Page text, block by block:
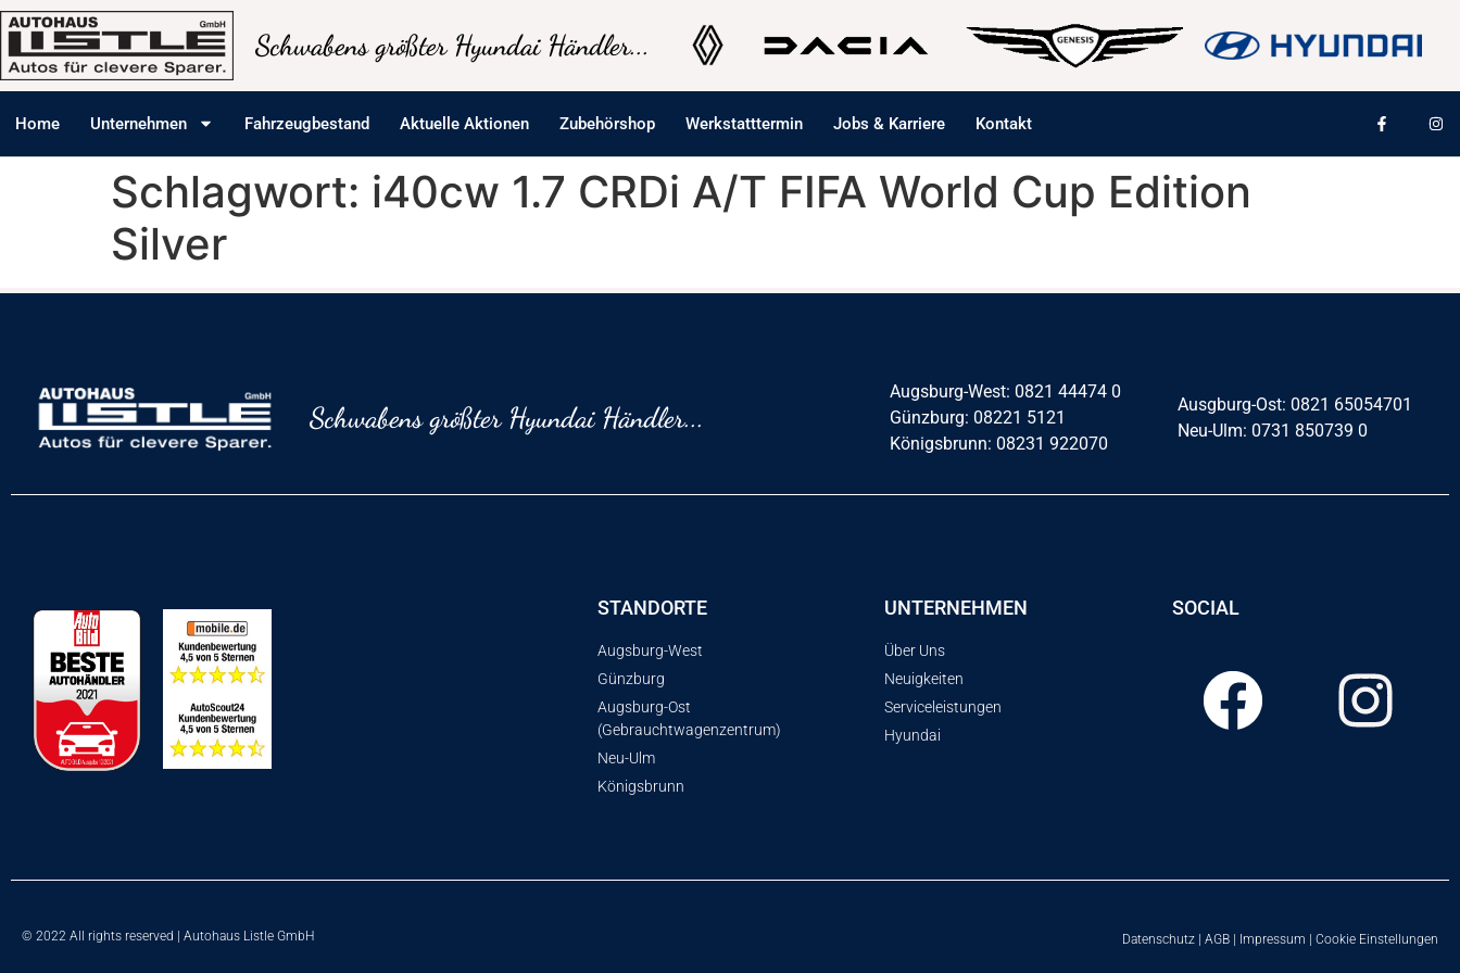
springen
Schwabens größter Hyundai Händler...
Home Unternehmen Fahrzeugbestand Aktuelle Aktionen Zubehörshop Werkstatttermin Jobs & Karriere Kontakt
Schlagwort: i40cw 1.7 CRDi A/T FIFA World Cup Edition
Silver
Schwabens größter Hyundai Händler...
Augsburg-West: 0821 44474 0
Günzburg: 08221 5121
Königsbrunn: 08231 922070
Ausgburg-Ost: 0821 65054701
Neu-Ulm: 0731 850739 0
STANDORTE
Augsburg-West
Günzburg
Augsburg-Ost
(Gebrauchtwagenzentrum)
Neu-Ulm
Königsbrunn
UNTERNEHMEN
Über Uns
Neuigkeiten
Serviceleistungen
Hyundai
SOCIAL
© 2022 All rights reserved | Autohaus Listle GmbH Datenschutz AGB Impressum Cookie Einstellungen